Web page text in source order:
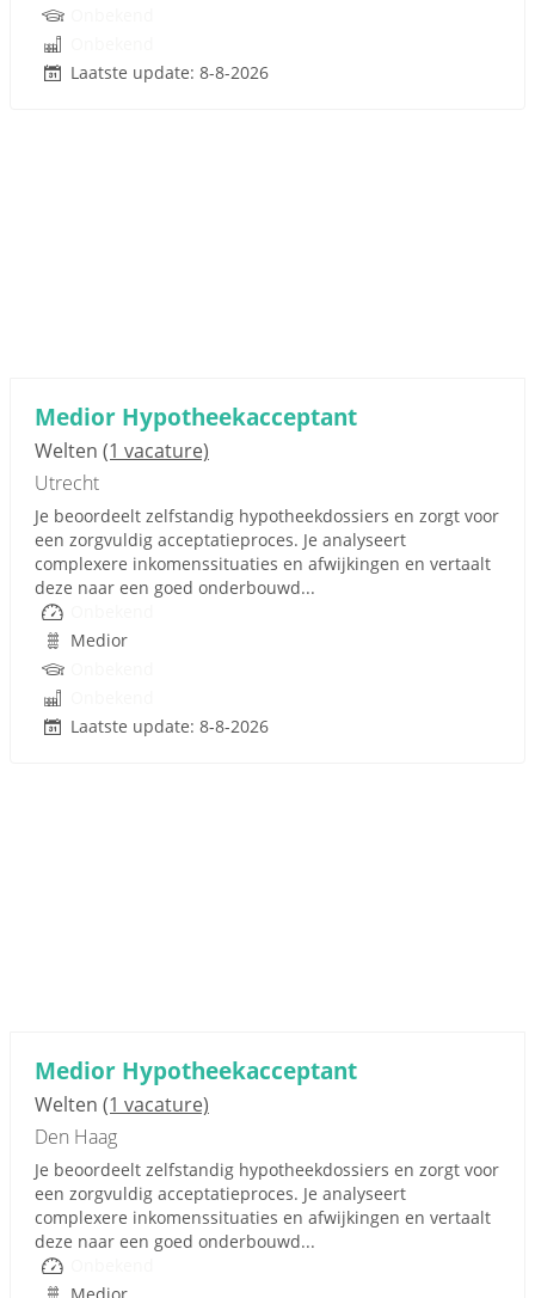
Laatste update: 8-8-2026
Medior Hypotheekacceptant
Welten (1 vacature)
Utrecht
Je beoordeelt zelfstandig hypotheekdossiers en zorgt voor
een zorgvuldig acceptatieproces. Je analyseert
complexere inkomenssituaties en afwijkingen en vertaalt
deze naar een goed onderbouwd...
Medior
Laatste update: 8-8-2026
Medior Hypotheekacceptant
Welten (1 vacature)
Den Haag
Je beoordeelt zelfstandig hypotheekdossiers en zorgt voor
een zorgvuldig acceptatieproces. Je analyseert
complexere inkomenssituaties en afwijkingen en vertaalt
deze naar een goed onderbouwd...